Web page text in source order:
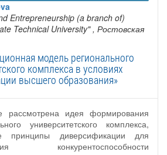
Entrepreneurship (a branch of)
Technical University" , Ростовская
модель регионального
комплекса в условиях
высшего образования»
рассмотрена идея формирования
университетского комплекса,
принципы диверсификации для
конкурентоспособности